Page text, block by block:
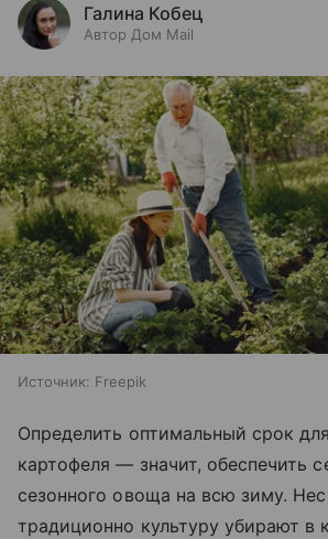
Галина Кобец
Автор Дом Mail
Источник: Freepik
Определить оптимальный срок
картофеля — значит, обеспечить
сезонного овоща на всю зиму.
традиционно культуру убирают в